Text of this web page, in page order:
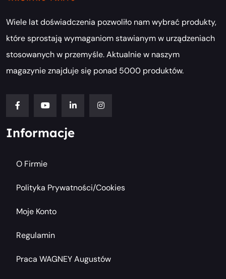
Wiele lat doświadczenia pozwoliło nam wybrać produkty,
które sprostają wymaganiom stawianym w urządzeniach
stosowanych w przemyśle. Aktualnie w naszym
magazynie znajduje się ponad 5000 produktów.
Informacje
O Firmie
Polityka Prywatności/cookies
Moje Konto
Regulamin
Praca WAGNEY Augustów